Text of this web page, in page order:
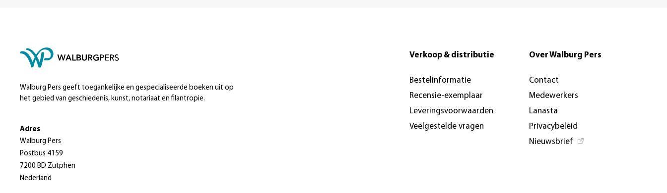
Walburg Pers geeft toegankelijke en gespecialiseerde boeken uit op
het gebied van geschiedenis, kunst, notariaat en filantropie.
Adres
Walburg Pers
Postbus 4159
7200 BD Zutphen
Nederland
Verkoop & distributie
Bestelinformatie
Recensie-exemplaar
Leveringsvoorwaarden
Veelgestelde vragen
Over Walburg Pers
Contact
Medewerkers
Lanasta
Privacybeleid
Nieuwsbrief